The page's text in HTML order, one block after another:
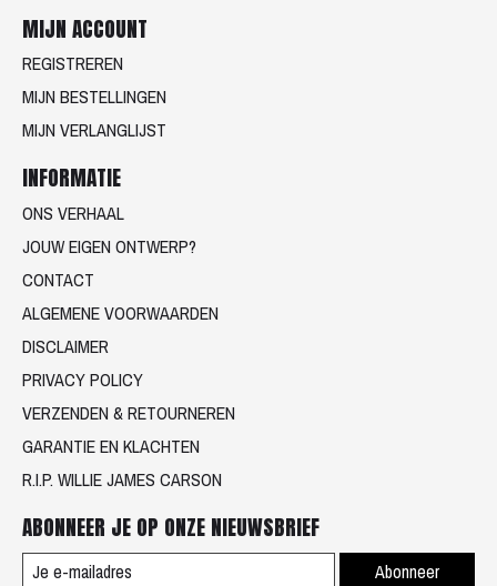
MIJN ACCOUNT
REGISTREREN
MIJN BESTELLINGEN
MIJN VERLANGLIJST
INFORMATIE
ONS VERHAAL
JOUW EIGEN ONTWERP?
CONTACT
ALGEMENE VOORWAARDEN
DISCLAIMER
PRIVACY POLICY
VERZENDEN & RETOURNEREN
GARANTIE EN KLACHTEN
R.I.P. WILLIE JAMES CARSON
ABONNEER JE OP ONZE NIEUWSBRIEF
Abonneer